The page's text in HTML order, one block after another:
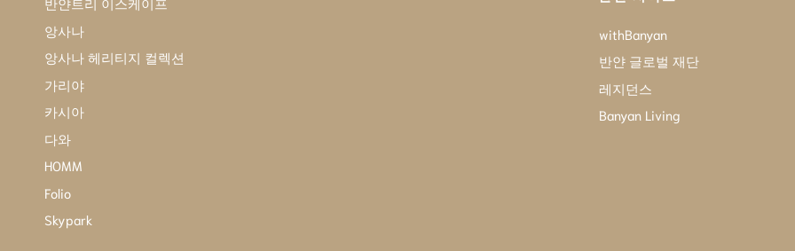
앙사나
앙사나 헤리티지 컬렉션
가리야
카시아
다와
HOMM
Folio
Skypark
withBanyan
반얀 글로벌 재단
레지던스
Banyan Living